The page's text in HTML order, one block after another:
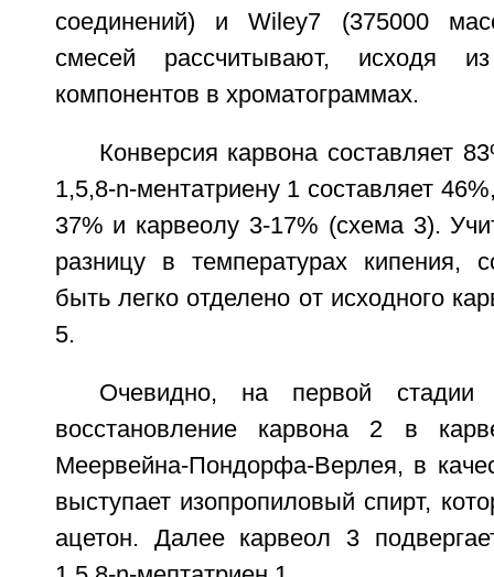
соединений) и Wiley7 (375000
смесей рассчитывают, исходя
компонентов в хроматограммах.
Конверсия карвона составляет
1,5,8-n-ментатриену 1 составляет
37% и карвеолу 3-17% (схема 3).
разницу в температурах кипения,
быть легко отделено от исходного
5.
Очевидно, на первой стадии
восстановление карвона 2 в
Меервейна-Пондорфа-Верлея, в
выступает изопропиловый спирт,
ацетон. Далее карвеол 3